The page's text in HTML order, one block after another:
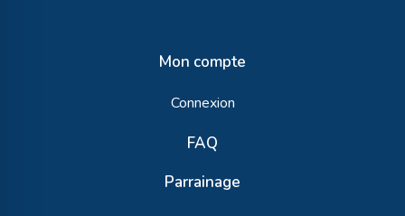
Mon compte
Connexion
FAQ
Parrainage